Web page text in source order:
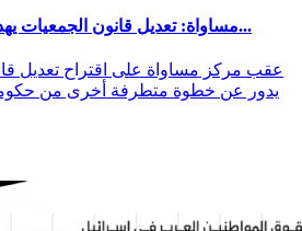
مساواة: تعديل قانون الجمعيات يهدف لإسكات من يدافع عن...
عقب مركز مساواة على اقتراح تعديل
يدور عن خطوة متطرفة أخرى من